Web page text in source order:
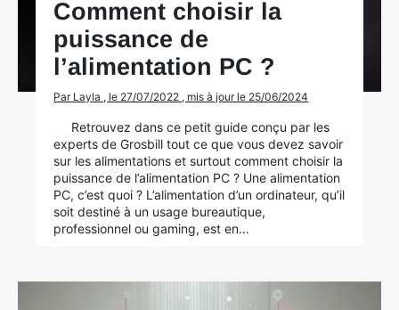
Comment choisir la
puissance de
l’alimentation PC ?
Par Layla , le 27/07/2022 , mis à jour le 25/06/2024
Retrouvez dans ce petit guide conçu par les
experts de Grosbill tout ce que vous devez savoir
sur les alimentations et surtout comment choisir la
puissance de l’alimentation PC ? Une alimentation
PC, c’est quoi ? L’alimentation d’un ordinateur, qu’il
soit destiné à un usage bureautique,
professionnel ou gaming, est en…
Mac